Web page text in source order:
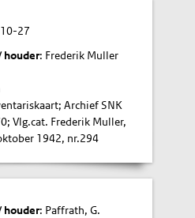
27
houder: Frederik Muller
Archief SNK
Vlg.cat. Frederik Muller,
1942, nr.294
houder: Paffrath, G.